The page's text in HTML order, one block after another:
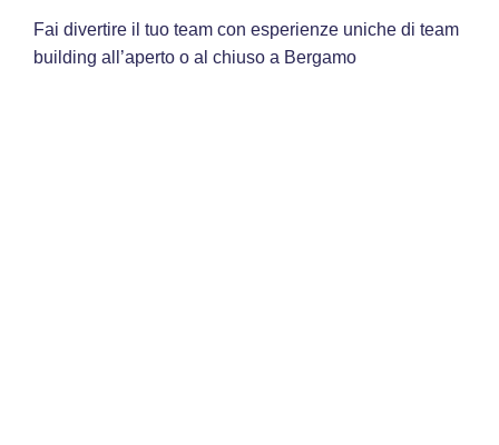
Fai divertire il tuo team con esperienze uniche di team
building all’aperto o al chiuso a Bergamo